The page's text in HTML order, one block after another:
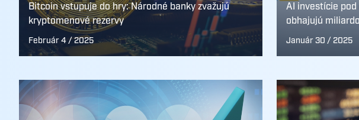
Bitcoin vstupuje do hry: Národné banky zvažujú
kryptomenové rezervy
Február 4 / 2025
AI investície
obhajujú
Január 30 / 2025